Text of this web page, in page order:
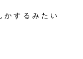
するみたい